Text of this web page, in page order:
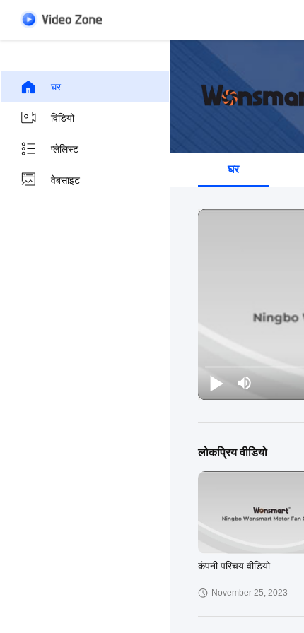
घर
विडियो
प्लेलिस्ट
वेबसाइट
घर
लोकप्रिय वीडियो
कंपनी परिचय वीडियो
November 25, 2023